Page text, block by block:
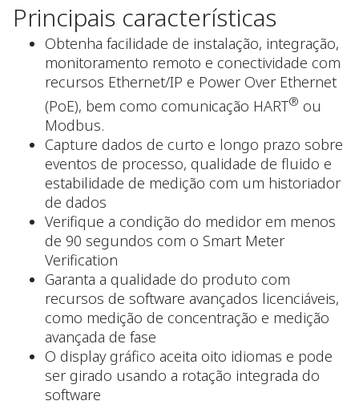
Principais características
Obtenha facilidade de instalação, integração,
monitoramento remoto e conectividade com
recursos Ethernet/IP e Power Over Ethernet
(PoE), bem como comunicação HART® ou
Modbus.
Capture dados de curto e longo prazo sobre
eventos de processo, qualidade de fluido e
estabilidade de medição com um historiador
de dados
Verifique a condição do medidor em menos
de 90 segundos com o Smart Meter
Verification
Garanta a qualidade do produto com
recursos de software avançados licenciáveis,
como medição de concentração e medição
avançada de fase
O display gráfico aceita oito idiomas e pode
ser girado usando a rotação integrada do
software